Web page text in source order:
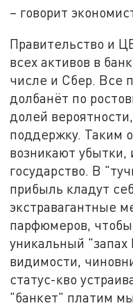
– говорит
Правительство и
всех активов в
числе и Сбер. Все
долбанёт по
долей
поддержку. Таким
возникают
государство. В
прибыль кладут
экстравагантные
парфюмеров,
уникальный "запах
видимости,
статус-кво
"банкет" платим